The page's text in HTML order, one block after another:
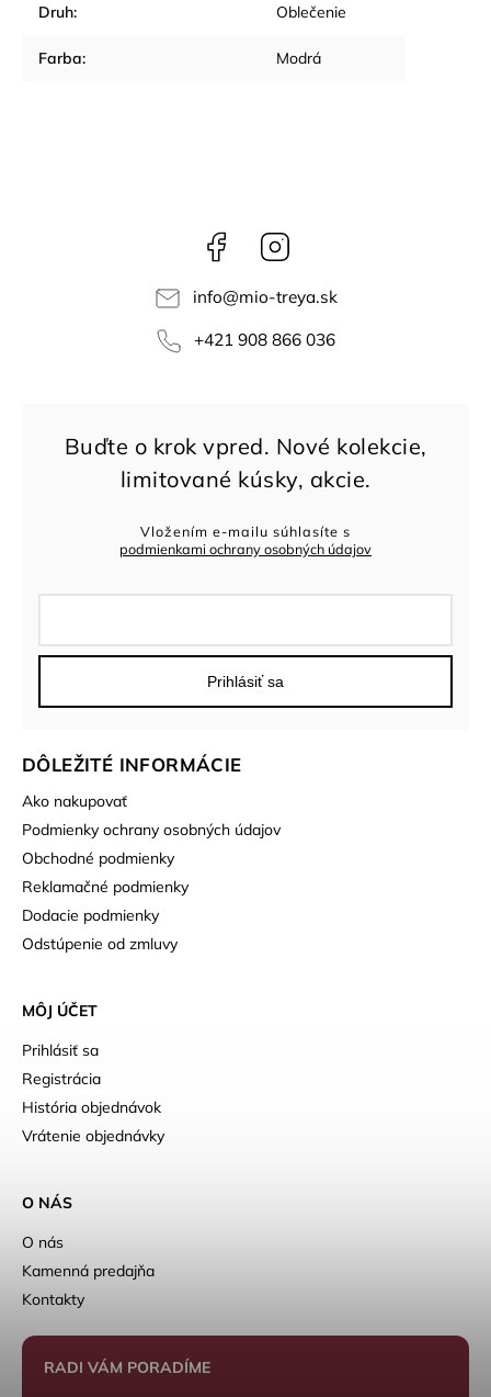
Druh: Oblečenie
Farba: Modrá
Facebook
info@mio-treya.sk
+421 908 866 036
DÔLEŽITÉ INFORMÁCIE
Ako nakupovať
Podmienky ochrany osobných údajov
Obchodné podmienky
Reklamačné podmienky
Dodacie podmienky
Odstúpenie od zmluvy
MÔJ ÚČET
Prihlásiť sa
Registrácia
História objednávok
Vrátenie objednávky
Vložením e-mailu súhlasíte s
podmienkami ochrany osobných údajov
Prihlásiť sa
O NÁS
O nás
Kamenná predajňa
Kontakty
RADI VÁM PORADÍME